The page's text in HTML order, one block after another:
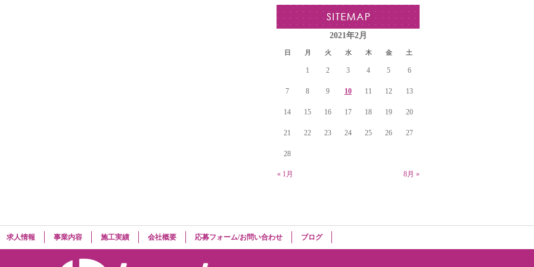
2021年2月
日 月 火 水 木 金 土
« 1月 8月 »
1 2 3 4 5 6
7 8 9 10 11 12 13
14 15 16 17 18 19 20
21 22 23 24 25 26 27
28
求人情報 事業内容 施工実績 会社概要 応募フォーム/お問い合わせ ブログ